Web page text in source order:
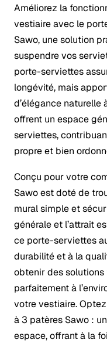
Améliorez la
vestiaire avec le
Sawo, une solution
suspendre vos
porte-serviettes
longévité, mais
d’élégance naturelle
offrent un espace
serviettes,
propre et bien
Conçu pour votre
Sawo est doté de
mural simple et
générale et l’attrait
ce porte-serviettes
durabilité et à la
obtenir des solutions
parfaitement à
votre vestiaire.
à 3 patères Sawo :
espace, offrant à la